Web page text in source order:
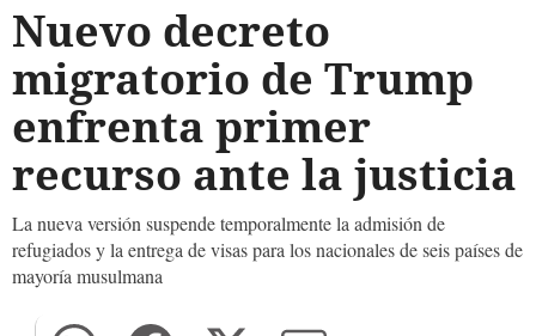
Nuevo decreto
migratorio de Trump
enfrenta primer
recurso ante la justicia
La nueva versión suspende temporalmente la admisión de
refugiados y la entrega de visas para los nacionales de seis países de
mayoría musulmana